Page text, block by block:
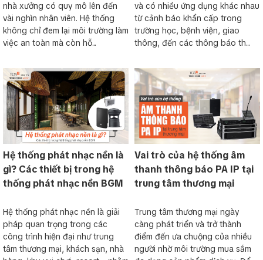
nhà xưởng có quy mô lên đến
vài nghìn nhân viên. Hệ thống
không chỉ đem lại môi trường làm
việc an toàn mà còn hỗ...
và có nhiều ứng dụng khác nhau
từ cảnh báo khẩn cấp trong
trường học, bệnh viện, giao
thông, đến các thông báo th...
Hệ thống phát nhạc nền là
gì? Các thiết bị trong hệ
thống phát nhạc nền BGM
Hệ thống phát nhạc nền là giải
pháp quan trọng trong các
công trình hiện đại như trung
tâm thương mại, khách sạn, nhà
Vai trò của hệ thống âm
thanh thông báo PA IP tại
trung tâm thương mại
Trung tâm thương mại ngày
càng phát triển và trở thành
điểm đến ưa chuộng của nhiều
người nhờ môi trường mua sắm